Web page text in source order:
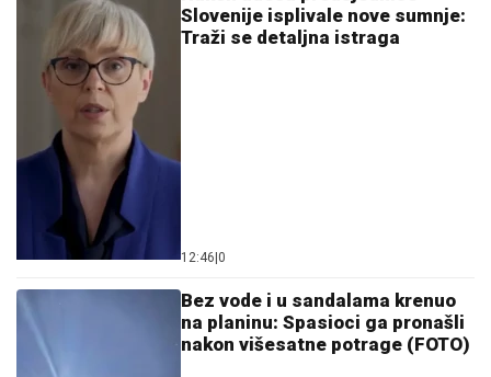
Slovenije isplivale nove sumnje:
Traži se detaljna istraga
12:46 0
Bez vode i u sandalama krenuo
na planinu: Spasioci ga pronašli
nakon višesatne potrage (FOTO)